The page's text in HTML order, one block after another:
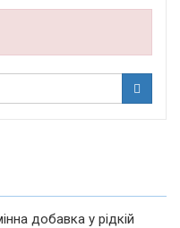
добавка у рідкій